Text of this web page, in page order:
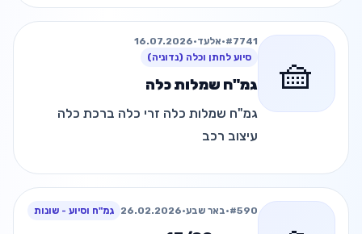
🧺
#7741
•אלעד•
16.07.2026
סיוע לחתן וכלה (נדוניה)
גמ"ח שמלות כלה
גמ"ח שמלות כלה זרי כלה ברכת כלה
עיצוב רכב
#590
•באר שבע•
26.02.2026 גמ"ח וסיוע - שונות